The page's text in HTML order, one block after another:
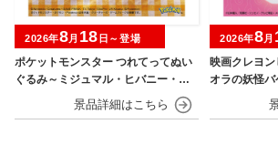
ポケットモンスター つれてってぬい
ぐるみ～ミジュマル・ヒバニー・ニ
2026年8月 18 日～登場
映画クレヨン
オラの妖怪
2026年8月